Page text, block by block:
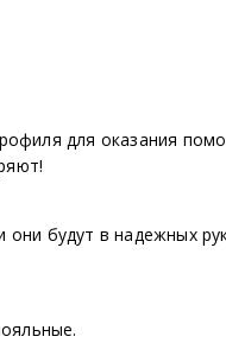
для оказания
будут в надежных